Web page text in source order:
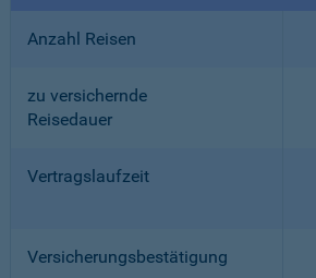
Anzahl Reisen
zu versichernde
Reisedauer
Vertragslaufzeit
Versicherungsbestätigung